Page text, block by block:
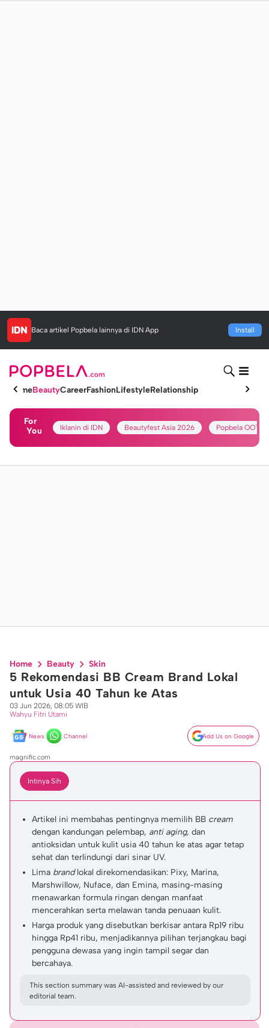
Baca artikel Popbela lainnya di IDN App Install
HomeBeautyCareerFashionLifestyleRelationship
For
You
Iklanin di IDN Beautyfest Asia 2026 Popbela OOTD
Home Beauty Skin
5 Rekomendasi BB Cream Brand Lokal
untuk Usia 40 Tahun ke Atas
03 Jun 2026, 08:05 WIB
Wahyu Fitri Utami
News Channel Add Us on Google
magnific.com
Intinya Sih
Artikel ini membahas pentingnya memilih BB cream
dengan kandungan pelembap, anti aging, dan
antioksidan untuk kulit usia 40 tahun ke atas agar tetap
sehat dan terlindungi dari sinar UV.
Lima brandlokal direkomendasikan: Pixy, Marina,
Marshwillow, Nuface, dan Emina, masing-masing
menawarkan formula ringan dengan manfaat
mencerahkan serta melawan tanda penuaan kulit.
Harga produk yang disebutkan berkisar antara Rp19 ribu
hingga Rp41 ribu, menjadikannya pilihan terjangkau bagi
pengguna dewasa yang ingin tampil segar dan
bercahaya.
This section summary was AI-assisted and reviewed by our
editorial team.